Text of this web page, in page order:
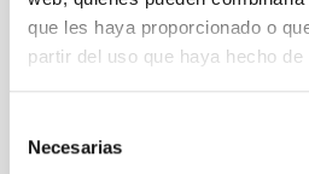
que les haya proporcionado o
partir del uso que haya hecho
Necesarias